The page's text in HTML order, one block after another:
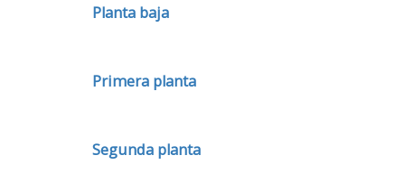
Planta baja
Primera planta
Segunda planta